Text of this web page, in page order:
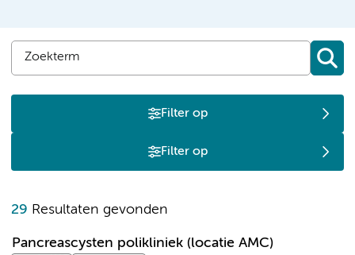
Filter op
Filter op
29 Resultaten gevonden
Pancreascysten polikliniek (locatie AMC)